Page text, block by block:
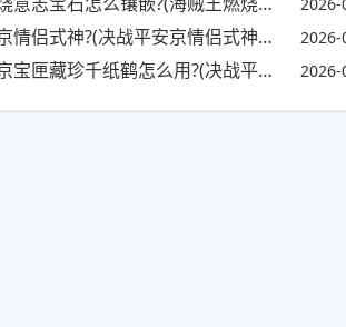
侣式神?(决战平安京情侣式神怎么获得)
藏珍千纸鹤怎么用?(决战平安京匣中珍宝活动)